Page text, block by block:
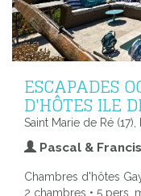
ESCAPADES
D'HÔTES ILE
Saint Marie de Ré
Pascal & Francis
Chambres d'hôtes
2 chambres • 5 pers.